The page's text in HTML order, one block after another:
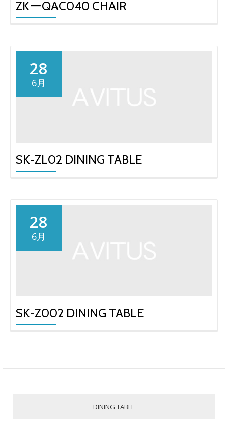
ZKーQAC040 CHAIR
28
6月
SK-ZL02 DINING TABLE
28
6月
SK-Z002 DINING TABLE
DINING TABLE